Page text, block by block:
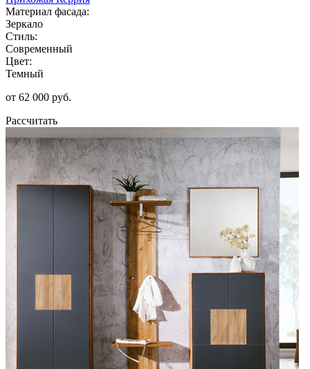
Материал фасада:
Зеркало
Стиль:
Современный
Цвет:
Темный
от 62 000 руб.
Рассчитать